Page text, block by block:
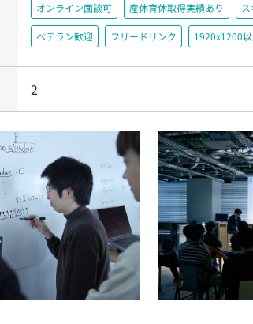
オンライン面談可 産休育休取得実績あり
ベテラン歓迎 フリードリンク 1920x1200
2